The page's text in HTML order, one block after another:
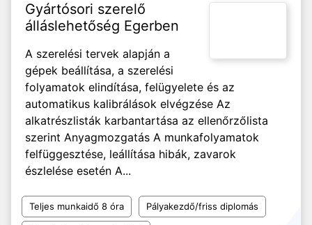
Gyártósori szerelő
álláslehetőség Egerben
A szerelési tervek alapján a
gépek beállítása, a szerelési
folyamatok elindítása, felügyelete és az
automatikus kalibrálások elvégzése Az
alkatrészlisták karbantartása az ellenőrzőlista
szerint Anyagmozgatás A munkafolyamatok
felfüggesztése, leállítása hibák, zavarok
észlelése esetén A...
Teljes munkaidő 8 óra Pályakezdő/friss diplomás